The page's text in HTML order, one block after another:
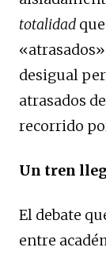
totalidad
desigual
atrasados
recorrido
Un tren
El debate
entre